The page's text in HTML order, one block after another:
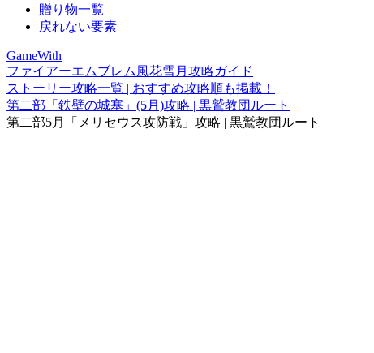
贈り物一覧
戻れない要素
GameWith
ファイアーエムブレム風花雪月攻略ガイド
ストーリー攻略一覧 | おすすめ攻略順も掲載！
第二部「鉄壁の城塞」(5月)攻略 | 黒鷲教団ルート
第二部5月「メリセウス攻防戦」攻略 | 黒鷲教団ルート